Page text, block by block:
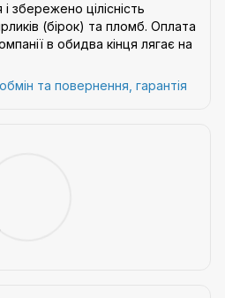
збережено цілісність
(бірок) та пломб. Оплата
в обидва кінця лягає на
та повернення, гарантія